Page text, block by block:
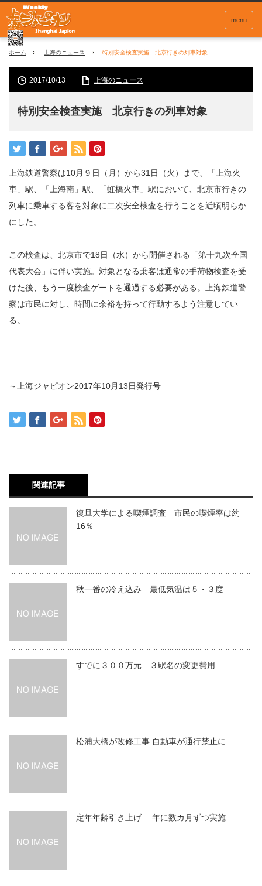
menu
ホーム 上海のニュース 特別安全検査実施 北京行きの列車対象
2017/10/13 上海のニュース
特別安全検査実施 北京行きの列車対象
上海鉄道警察は10月９日（月）から31日（火）まで、「上海火
車」駅、「上海南」駅、「虹橋火車」駅において、北京市行きの
列車に乗車する客を対象に二次安全検査を行うことを近頃明らか
にした。
この検査は、北京市で18日（水）から開催される「第十九次全国
代表大会」に伴い実施。対象となる乗客は通常の手荷物検査を受
けた後、もう一度検査ゲートを通過する必要がある。上海鉄道警
察は市民に対し、時間に余裕を持って行動するよう注意してい
る。
～上海ジャピオン2017年10月13日発行号
関連記事
復旦大学による喫煙調査 市民の喫煙率は約
16％
秋一番の冷え込み 最低気温は５・３度
すでに３００万元 ３駅名の変更費用
松浦大橋が改修工事 自動車が通行禁止に
定年年齢引き上げ 年に数カ月ずつ実施